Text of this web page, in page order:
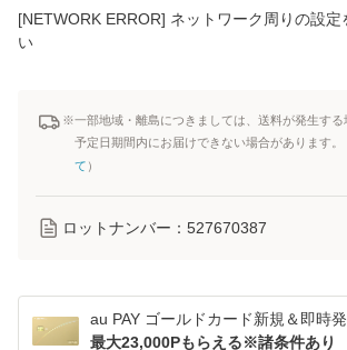
[NETWORK ERROR] ネットワーク周りの設定
い
※一部地域・離島につきましては、送料が発生する
予定日期間内にお届けできない場合があります。
て ）
ロットナンバー： 527670387
au PAY ゴールドカード新規＆即時
最大23,000Pもらえる※諸条件あり